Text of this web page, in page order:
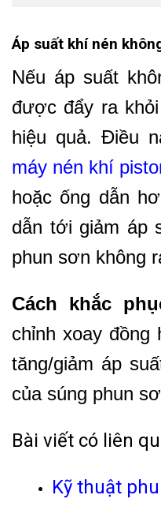
Áp suất khí nén
Nếu áp suất
được đẩy ra
hiệu quả. Điều
máy nén khí
hoặc ống dẫn
dẫn tới giảm áp
phun sơn không
Cách khắc
chỉnh xoay đồng
tăng/giảm áp
của súng phun
Bài viết có liên
Kỹ thuật